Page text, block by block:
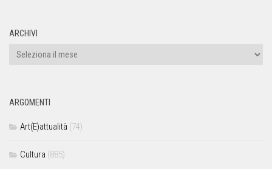
ARCHIVI
ARGOMENTI
Art(E)attualità (74)
Cultura (885)